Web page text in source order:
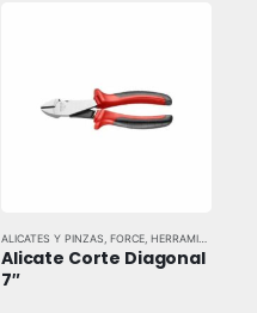
ALICATES Y PINZAS FORCE HERRAMIENTAS MANUALES
Alicate Corte Diagonal
7″